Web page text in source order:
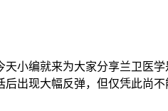
小编就来为大家分享兰卫医
出现大幅反弹，但仅凭此尚